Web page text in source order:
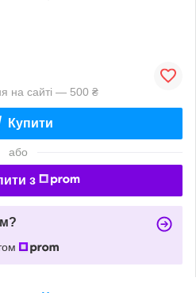
на сайті — 500 ₴
Купити
або
з